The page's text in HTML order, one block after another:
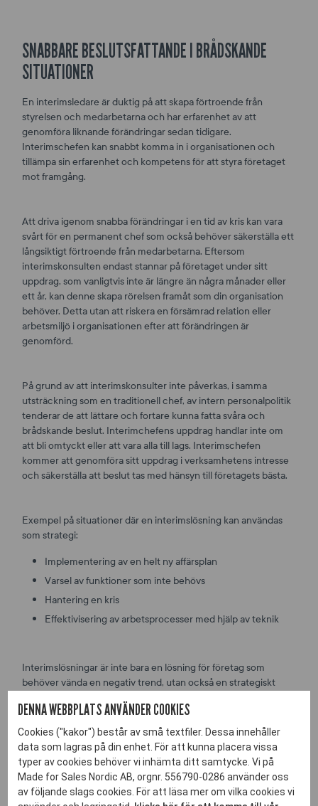
SNABBARE BESLUTSFATTANDE I BRÅDSKANDE
SITUATIONER
En interimsledare är duktig på att skapa förtroende från
styrelsen och medarbetarna och har erfarenhet av att
genomföra liknande förändringar sedan tidigare.
Interimschefen kan snabbt komma in i organisationen och
tillämpa sin erfarenhet och kompetens för att styra företaget
mot framgång.
Att driva igenom snabba förändringar i en tid av kris kan vara
svårt för en permanent chef som också behöver säkerställa ett
långsiktigt förtroende från medarbetarna. Eftersom
interimskonsulten endast stannar på företaget under sitt
uppdrag, som vanligtvis inte är längre än några månader eller
ett år, kan denne skapa rörelsen framåt som din organisation
behöver. Detta utan att riskera en försämrad relation eller
arbetsmiljö i organisationen efter att förändringen är
genomförd.
På grund av att interimskonsulter inte påverkas, i samma
utsträckning som en traditionell chef, av intern personalpolitik
tenderar de att lättare och fortare kunna fatta svåra och
brådskande beslut. Interimchefens uppdrag handlar inte om
att bli omtyckt eller att vara alla till lags. Interimschefen
kommer att genomföra sitt uppdrag i verksamhetens intresse
och säkerställa att beslut tas med hänsyn till företagets bästa.
Exempel på situationer där en interimslösning kan användas
som strategi:
Implementering av en helt ny affärsplan
Varsel av funktioner som inte behövs
Hantering en kris
Effektivisering av arbetsprocesser med hjälp av teknik
Interimslösningar är inte bara en lösning för företag som
behöver vända en negativ trend, utan också en strategiskt
fördelaktigt i situationer där ni vill expandera till en ny marknad
eller starta upp en ny funktion, såsom en supportavdelning
eller ett nytt affärsområde. Genom att anlita en interimchef för
att leda och hantera denna övergångsperiod eller analysera
möjligheterna kan ni dra nytta av extern expertis och
erfarenhet utan att binda er långsiktigt, vilket ger er flexibilitet
och minskar riskerna i er expansions- eller lanseringsinitiativ.
DENNA WEBBPLATS ANVÄNDER COOKIES
Cookies ("kakor") består av små textfiler. Dessa innehåller
data som lagras på din enhet. För att kunna placera vissa
typer av cookies behöver vi inhämta ditt samtycke. Vi på
Made for Sales Nordic AB, orgnr. 556790-0286 använder oss
av följande slags cookies. För att läsa mer om vilka cookies vi